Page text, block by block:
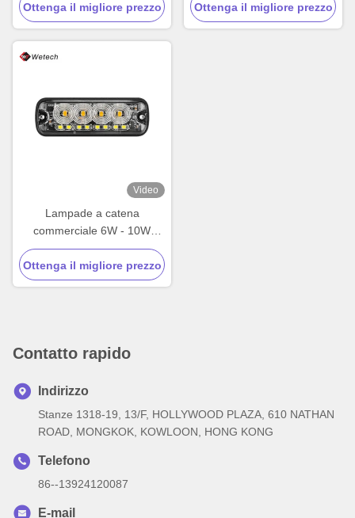
9W
Ottenga il migliore prezzo
per lenti
Ottenga il migliore prezzo
Video
Lampade a catena
commerciale 6W - 10W
Lampade a catena ambra
per camion
Ottenga il migliore prezzo
Contatto rapido
Indirizzo
Stanze 1318-19, 13/F, HOLLYWOOD PLAZA, 610 NATHAN
ROAD, MONGKOK, KOWLOON, HONG KONG
Telefono
86--13924120087
E-mail